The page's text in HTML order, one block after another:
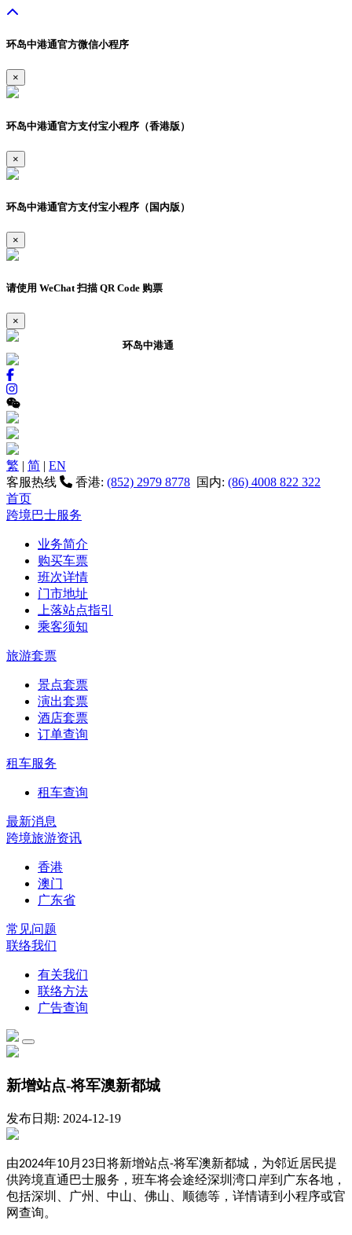
环岛中港通官方微信小程序
×
环岛中港通官方支付宝小程序（香港版）
×
环岛中港通官方支付宝小程序（国内版）
×
请使用 WeChat 扫描 QR Code 购票
×
环岛中港通
繁 | 简 | EN
客服热线
香港: (852) 2979 8778 国内: (86) 4008 822 322
首页
跨境巴士服务
业务简介
购买车票
班次详情
门市地址
上落站点指引
乘客须知
旅游套票
景点套票
演出套票
酒店套票
订单查询
租车服务
租车查询
最新消息
跨境旅游资讯
香港
澳门
广东省
常见问题
联络我们
有关我们
联络方法
广告查询
新增站点-将军澳新都城
发布日期: 2024-12-19
由2024年10月 23日将新增站点-将军澳新都城，为邻近居民提
供跨境直通巴士服务，班车将会途经深圳湾口岸到广东各地，
包括深圳、广州、中山、佛山、顺德等，详情请到小程序或官
网查询。